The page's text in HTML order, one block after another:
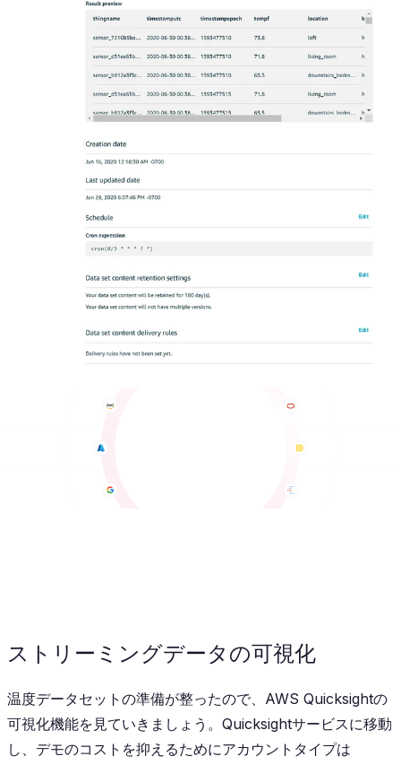
ストリーミングデータの可視化
温度データセットの準備が整ったので、AWS Quicksightの
可視化機能を見ていきましょう。Quicksightサービスに移動
し、デモのコストを抑えるためにアカウントタイプは